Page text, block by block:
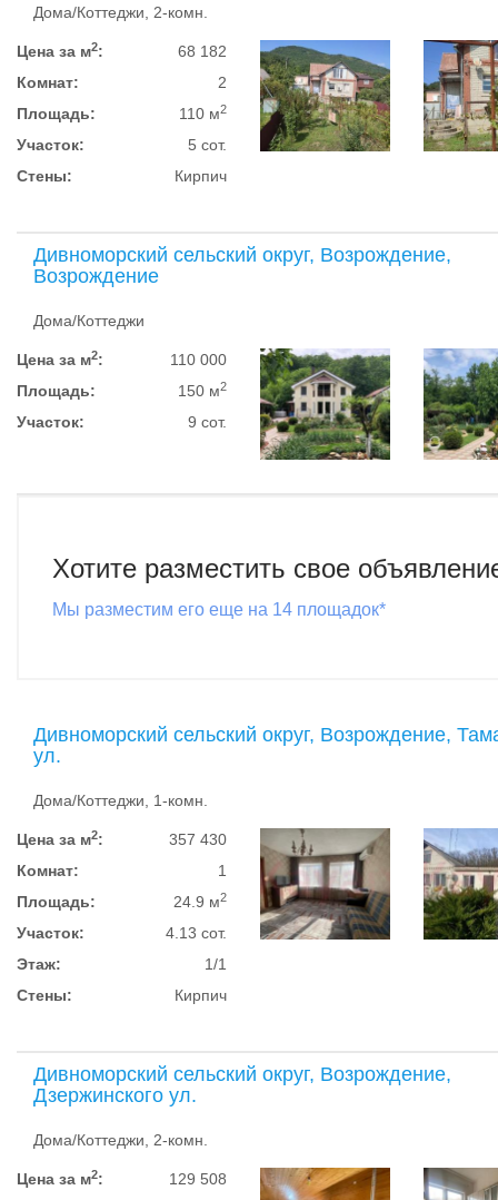
Дома/Коттеджи, 2-комн.
Цена за м2:
68 182
Комнат:
2
Площадь:
110 м2
Участок:
5 сот.
Стены:
Кирпич
Дивноморский сельский округ, Возрождение,
Возрождение
Дома/Коттеджи
Цена за м2:
110 000
Площадь:
150 м2
Участок: 9 сот.
Хотите разместить свое
Мы разместим его еще на 14 площадок*
Дивноморский сельский округ, Возрождение,
ул.
Дома/Коттеджи, 1-комн.
Цена за м2:
357 430
Комнат:
1
Площадь:
24.9 м2
Участок:
4.13 сот.
Этаж:
1/1
Стены:
Кирпич
Дивноморский сельский округ, Возрождение,
Дзержинского ул.
Дома/Коттеджи, 2-комн.
Цена за м2:
129 508